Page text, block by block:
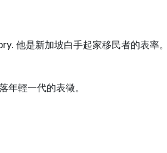
他是新加坡白手起家移民者的表率。
輕一代的表徵。